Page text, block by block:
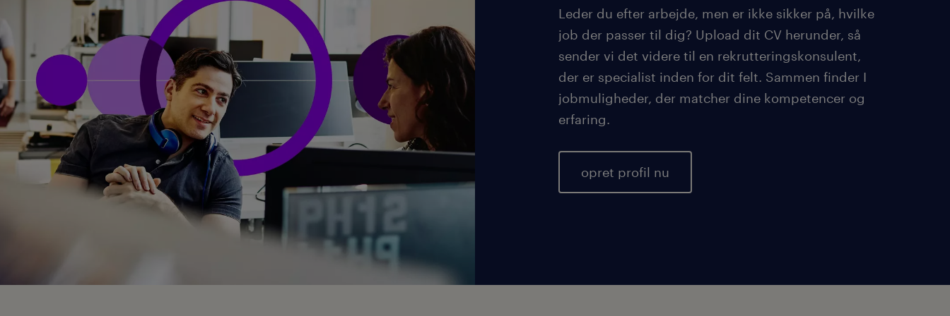
Leder du efter arbejde, men er ikke sikker på, hvilke
job der passer til dig? Upload dit CV herunder, så
sender vi det videre til en rekrutteringskonsulent,
der er specialist inden for dit felt. Sammen finder I
jobmuligheder, der matcher dine kompetencer og
erfaring.
opret profil nu